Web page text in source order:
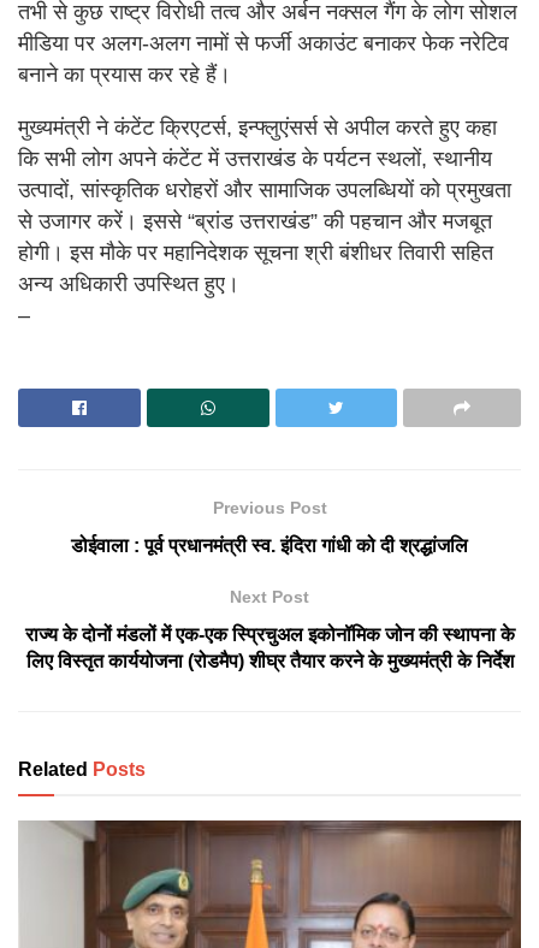
तभी से कुछ राष्ट्र विरोधी तत्व और अर्बन नक्सल गैंग के लोग सोशल
मीडिया पर अलग-अलग नामों से फर्जी अकाउंट बनाकर फेक नरेटिव
बनाने का प्रयास कर रहे हैं।
मुख्यमंत्री ने कंटेंट क्रिएटर्स, इन्फ्लुएंसर्स से अपील करते हुए कहा
कि सभी लोग अपने कंटेंट में उत्तराखंड के पर्यटन स्थलों, स्थानीय
उत्पादों, सांस्कृतिक धरोहरों और सामाजिक उपलब्धियों को प्रमुखता
से उजागर करें। इससे “ब्रांड उत्तराखंड” की पहचान और मजबूत
होगी। इस मौके पर महानिदेशक सूचना श्री बंशीधर तिवारी सहित
अन्य अधिकारी उपस्थित हुए।
–
Previous Post
डोईवाला : पूर्व प्रधानमंत्री स्व. इंदिरा गांधी को दी श्रद्धांजलि
Next Post
राज्य के दोनों मंडलों में एक-एक स्प्रिचुअल इकोनॉमिक जोन की स्थापना के
लिए विस्तृत कार्ययोजना (रोडमैप) शीघ्र तैयार करने के मुख्यमंत्री के निर्देश
Related Posts